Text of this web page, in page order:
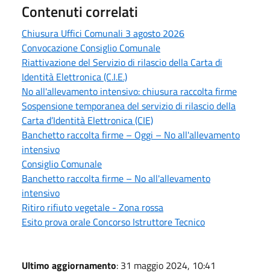
Contenuti correlati
Chiusura Uffici Comunali 3 agosto 2026
Convocazione Consiglio Comunale
Riattivazione del Servizio di rilascio della Carta di
Identità Elettronica (C.I.E.)
No all'allevamento intensivo: chiusura raccolta firme
Sospensione temporanea del servizio di rilascio della
Carta d’Identità Elettronica (CIE)
Banchetto raccolta firme – Oggi – No all'allevamento
intensivo
Consiglio Comunale
Banchetto raccolta firme – No all'allevamento
intensivo
Ritiro rifiuto vegetale - Zona rossa
Esito prova orale Concorso Istruttore Tecnico
Ultimo aggiornamento: 31 maggio 2024, 10:41